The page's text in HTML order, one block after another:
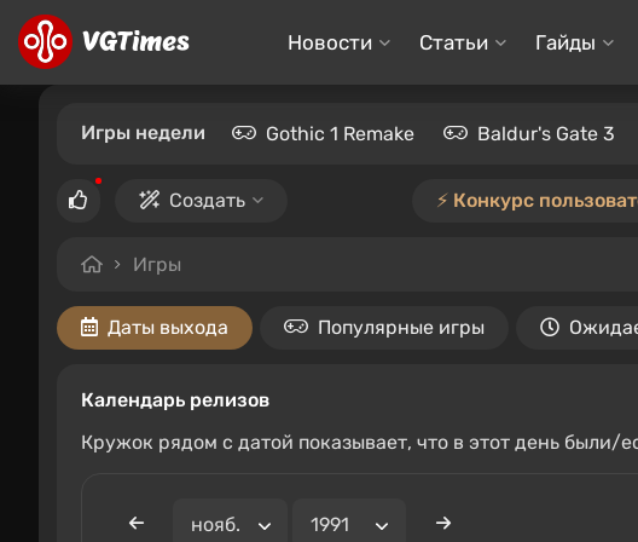
Новости Статьи Гайды
Игры недели Gothic 1 Remake Baldur's Gate 3
Создать ⚡️ Конкурс
Игры
Даты выхода Популярные игры
Календарь релизов
Кружок рядом с датой показывает, что в этот день были/